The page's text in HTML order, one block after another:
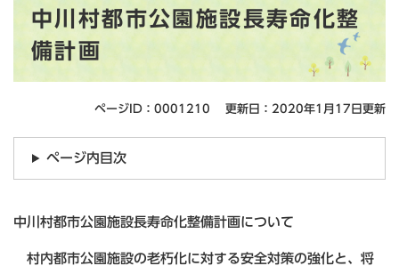
中川村都市公園施設長寿命化整
備計画
ページID：0001210 更新日：2020年1月17日更新
ページ内目次
中川村都市公園施設長寿命化整備計画について
村内都市公園施設の老朽化に対する安全対策の強化と、将